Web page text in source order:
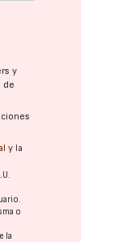
y
de
y la
o
la